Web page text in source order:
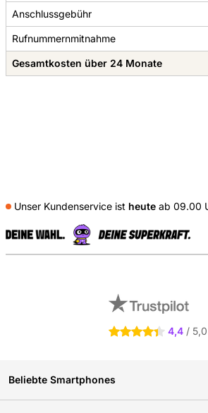
Anschlussgebühr
Rufnummernmitnahme
Gesamtkosten über 24 Monate
Unser Kundenservice ist heute ab 09.00
4.4 Sterne 4,4 / 5,0
Beliebte Smartphones